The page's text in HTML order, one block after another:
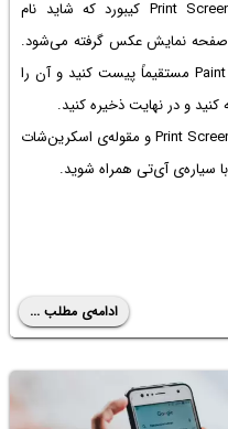
در کامپیوترهای ویندوزی با زدن کلید Print Screen کیبورد که شاید نام
صفحه نمایش عکس گرفته می‌شود.
می‌توانید اسکرین‌شات را در اپ‌هایی نظیر Paint مستقیماً پیست کنید و آن را
و در نهایت ذخیره کنید.
در این مقاله به آموزش استفاده از دکمه‌ی Print Screen و مقوله‌ی اسکرین‌شات
سیاره‌ی آی‌تی همراه شوید.
ادامه‌ی مطلب ...